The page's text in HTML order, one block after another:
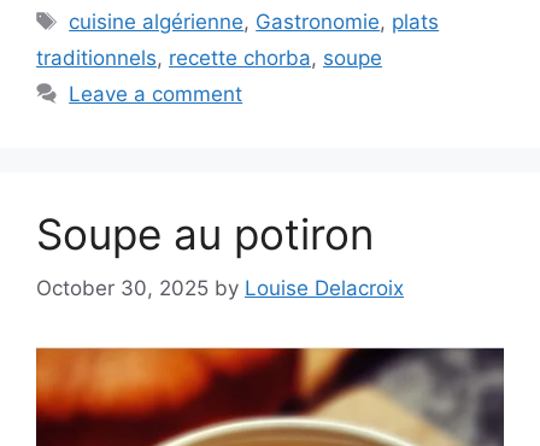
Tags
cuisine algérienne, Gastronomie, plats
traditionnels, recette chorba, soupe
Leave a comment
Soupe au potiron
October 30, 2025 by Louise Delacroix